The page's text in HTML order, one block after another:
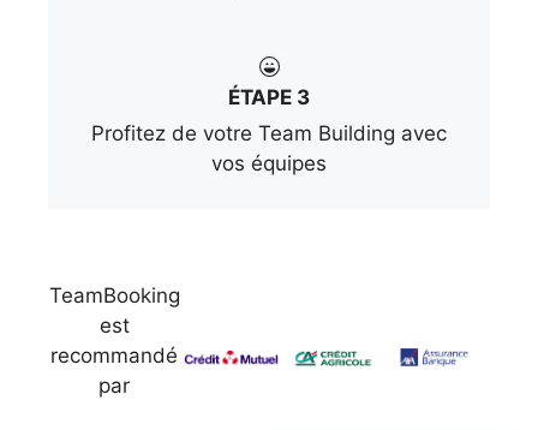
ÉTAPE 3
Profitez de votre Team Building avec
vos équipes
TeamBooking
est
recommandé
par